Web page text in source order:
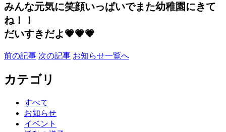
みんな元気に笑顔いっぱいでまた幼稚園にきて
ね！！
だいすきだよ💗💗💗
前の記事 次の記事 お知らせ一覧へ
カテゴリ
すべて
お知らせ
イベント